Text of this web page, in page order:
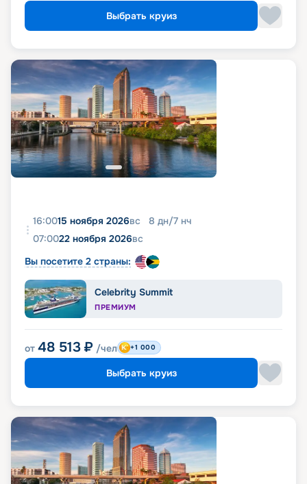
Выбрать круиз
16:0015 ноября 2026вс 8 дн/7 нч
07:0022 ноября 2026вс
Вы посетите 2 страны:
Celebrity Summit
ПРЕМИУМ
от 48 513 ₽ /чел +1 000
Выбрать круиз